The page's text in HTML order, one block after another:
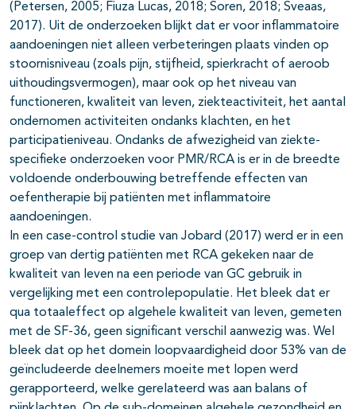
(Petersen, 2005; Fiuza Lucas, 2018; Soren, 2018; Sveaas,
2017). Uit de onderzoeken blijkt dat er voor inflammatoire
aandoeningen niet alleen verbeteringen plaats vinden op
stoornisniveau (zoals pijn, stijfheid, spierkracht of aeroob
uithoudingsvermogen), maar ook op het niveau van
functioneren, kwaliteit van leven, ziekteactiviteit, het aantal
ondernomen activiteiten ondanks klachten, en het
participatieniveau. Ondanks de afwezigheid van ziekte-
specifieke onderzoeken voor PMR/RCA is er in de breedte
voldoende onderbouwing betreffende effecten van
oefentherapie bij patiënten met inflammatoire
aandoeningen.
In een case-control studie van Jobard (2017) werd er in een
groep van dertig patiënten met RCA gekeken naar de
kwaliteit van leven na een periode van GC gebruik in
vergelijking met een controlepopulatie. Het bleek dat er
qua totaaleffect op algehele kwaliteit van leven, gemeten
met de SF-36, geen significant verschil aanwezig was. Wel
bleek dat op het domein loopvaardigheid door 53% van de
geïncludeerde deelnemers moeite met lopen werd
gerapporteerd, welke gerelateerd was aan balans of